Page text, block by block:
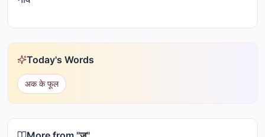
Today's Words
अक के फूल